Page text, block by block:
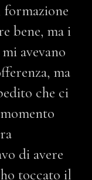
bene, ma i
avevano
ma
che ci
di avere
toccato il